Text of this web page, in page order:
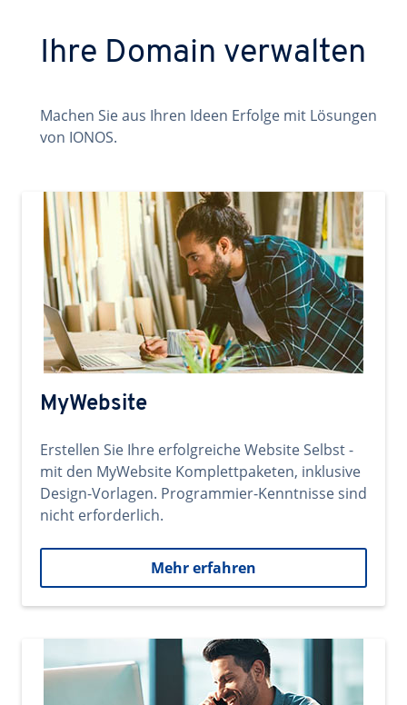
Ihre Domain verwalten
Machen Sie aus Ihren Ideen Erfolge mit Lösungen
von IONOS.
MyWebsite
Erstellen Sie Ihre erfolgreiche Website Selbst -
mit den MyWebsite Komplettpaketen, inklusive
Design-Vorlagen. Programmier-Kenntnisse sind
nicht erforderlich.
Mehr erfahren